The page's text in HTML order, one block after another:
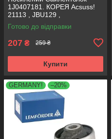
1J0407181. КОРЕЯ Acsuss!
21113 , JBU129 ,
VKDS331001
Готово до відправки
207 ₴ 259 ₴
Купити
GERMANY! –20%